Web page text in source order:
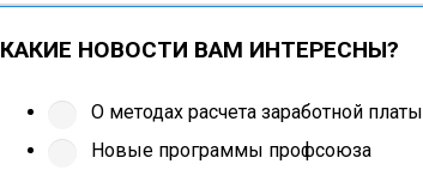
КАКИЕ НОВОСТИ ВАМ ИНТЕРЕСНЫ?
О методах расчета заработной платы
Новые программы профсоюза